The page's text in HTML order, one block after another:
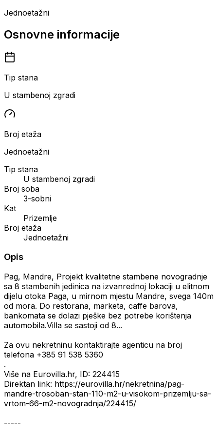
Jednoetažni
Osnovne informacije
Tip stana
U stambenoj zgradi
Broj etaža
Jednoetažni
Tip stana
U stambenoj zgradi
Broj soba
3-sobni
Kat
Prizemlje
Broj etaža
Jednoetažni
Opis
Pag, Mandre, Projekt kvalitetne stambene novogradnje
sa 8 stambenih jedinica na izvanrednoj lokaciji u elitnom
dijelu otoka Paga, u mirnom mjestu Mandre, svega 140m
od mora. Do restorana, marketa, caffe barova,
bankomata se dolazi pješke bez potrebe korištenja
automobila.Villa se sastoji od 8...
Za ovu nekretninu kontaktirajte agenticu na broj
telefona +385 91 538 5360
.
Više na Eurovilla.hr, ID: 224415
Direktan link: https://eurovilla.hr/nekretnina/pag-
mandre-trosoban-stan-110-m2-u-visokom-prizemlju-sa-
vrtom-66-m2-novogradnja/224415/
-----